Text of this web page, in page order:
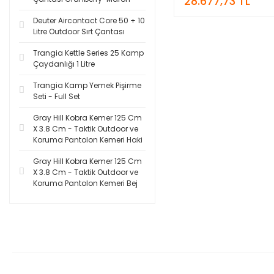
Deuter Aircontact Core 50 + 10
Litre Outdoor Sırt Çantası
Trangia Kettle Series 25 Kamp
Çaydanlığı 1 Litre
Trangia Kamp Yemek Pişirme
Seti - Full Set
Gray Hill Kobra Kemer 125 Cm
X 3.8 Cm - Taktik Outdoor ve
Koruma Pantolon Kemeri Haki
Gray Hill Kobra Kemer 125 Cm
X 3.8 Cm - Taktik Outdoor ve
Koruma Pantolon Kemeri Bej